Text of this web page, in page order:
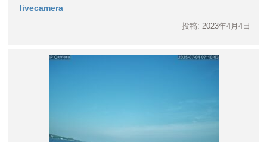
livecamera
投稿: 2023年4月4日